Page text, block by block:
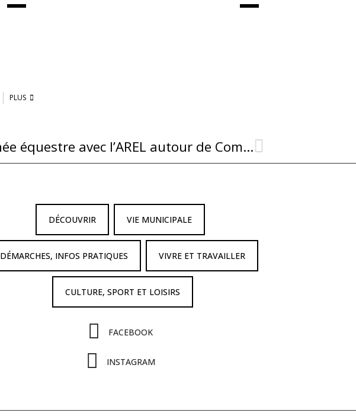
PLUS
Belle randonnée équestre avec l’AREL autour de Combret
DÉCOUVRIR VIE MUNICIPALE
DÉMARCHES, INFOS PRATIQUES VIVRE ET TRAVAILLER
CULTURE, SPORT ET LOISIRS
FACEBOOK
INSTAGRAM